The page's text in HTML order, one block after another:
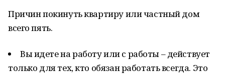
Причин покинуть квартиру или частный дом
всего пять.
Вы идете на работу или с работы – действует
только для тех, кто обязан работать всегда. Это